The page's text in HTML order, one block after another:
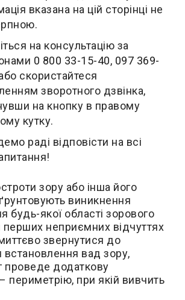
вказана на цій сторінці не
на консультацію за
0 800 33-15-40, 097 369-
скористайтеся
зворотного дзвінка,
на кнопку в правому
кутку.
раді відповісти на всі
зору або інша його
виникнення
будь-якої області зорового
перших неприємних відчуттях
звернутися до
встановлення вад зору,
проведе додаткову
периметрію, при якій вивчить